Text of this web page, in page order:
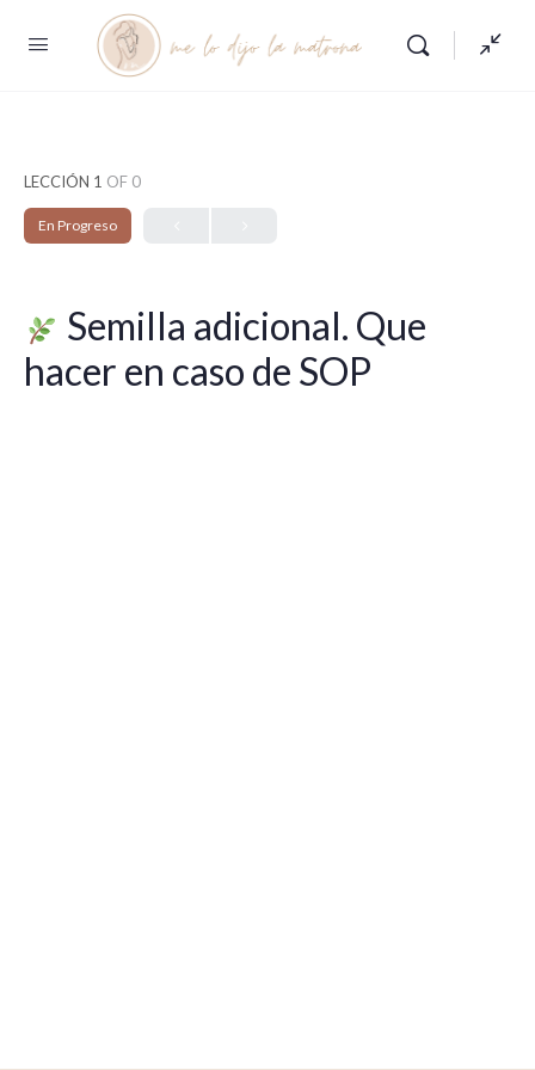
LECCIÓN 1 OF 0
En Progreso
Semilla adicional. Que
hacer en caso de SOP